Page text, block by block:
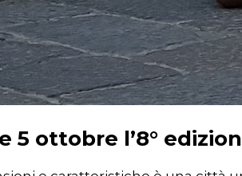
5 ottobre l’8°